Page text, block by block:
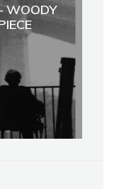
WOODY